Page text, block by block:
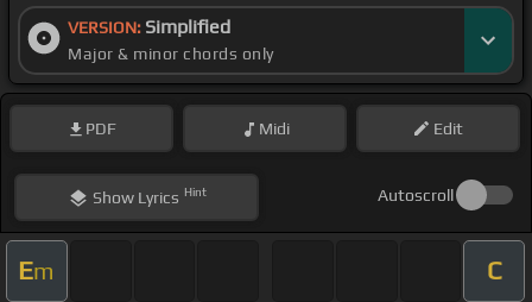
VERSION: Simplified
Major & minor chords only
PDF Midi Edit
ShowLyrics Hint Autoscroll
Em C